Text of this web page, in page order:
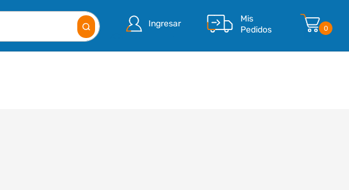
Ingresar
Mis
Pedidos
0